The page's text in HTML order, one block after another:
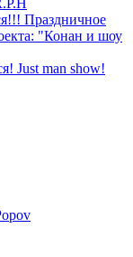
Праздничное
"Конан и шоу
Just man show!